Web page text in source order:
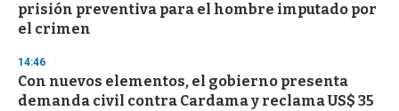
prisión preventiva para el hombre imputado por
el crimen
14:46
Con nuevos elementos, el gobierno presenta
demanda civil contra Cardama y reclama US$ 35